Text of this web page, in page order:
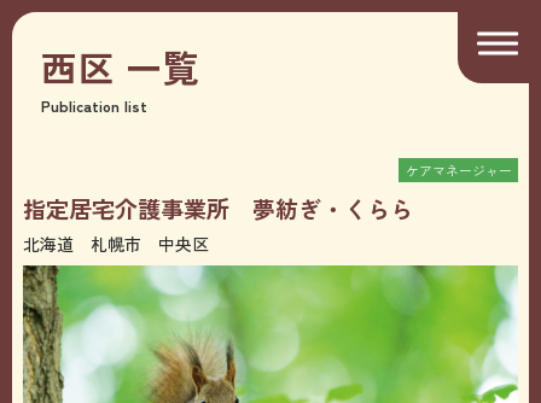
西区 一覧
Publication list
指定居宅介護事業所 夢紡ぎ・くらら
ケアマネージャー
北海道 札幌市 中央区